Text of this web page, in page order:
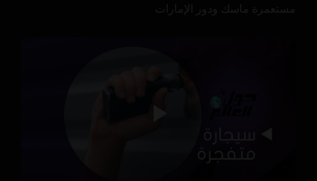
مستعمرة ماسك ودور الإمارات